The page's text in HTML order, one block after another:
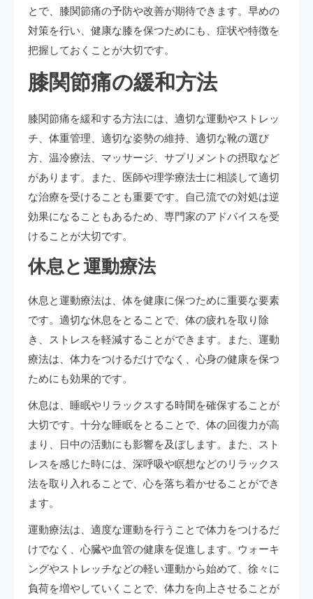
とで、膝関節痛の予防や改善が期待できます。早めの
対策を行い、健康な膝を保つためにも、症状や特徴を
把握しておくことが大切です。
膝関節痛の緩和方法
膝関節痛を緩和する方法には、適切な運動やストレッ
チ、体重管理、適切な姿勢の維持、適切な靴の選び
方、温冷療法、マッサージ、サプリメントの摂取など
があります。また、医師や理学療法士に相談して適切
な治療を受けることも重要です。自己流での対処は逆
効果になることもあるため、専門家のアドバイスを受
けることが大切です。
休息と運動療法
休息と運動療法は、体を健康に保つために重要な要素
です。適切な休息をとることで、体の疲れを取り除
き、ストレスを軽減することができます。また、運動
療法は、体力をつけるだけでなく、心身の健康を保つ
ためにも効果的です。
休息は、睡眠やリラックスする時間を確保することが
大切です。十分な睡眠をとることで、体の回復力が高
まり、日中の活動にも影響を及ぼします。また、スト
レスを感じた時には、深呼吸や瞑想などのリラックス
法を取り入れることで、心を落ち着かせることができ
ます。
運動療法は、適度な運動を行うことで体力をつけるだ
けでなく、心臓や血管の健康を促進します。ウォーキ
ングやストレッチなどの軽い運動から始めて、徐々に
負荷を増やしていくことで、体力を向上させることが